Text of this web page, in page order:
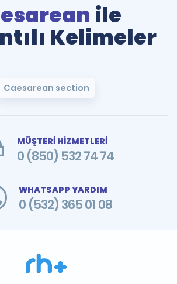
ile
Kelimeler
Caesarean section
MÜŞTERİ HİZMETLERİ
0 (850) 532 74 74
WHATSAPP YARDIM
0 (532) 365 01 08